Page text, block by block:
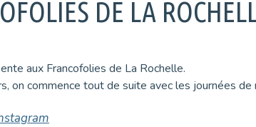
DE LA
aux Francofolies de La Rochelle.
on commence tout de suite avec les journées de